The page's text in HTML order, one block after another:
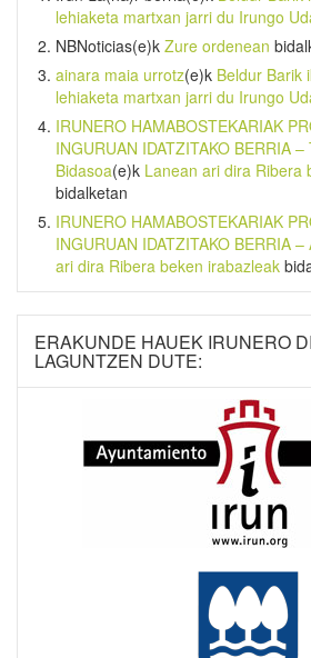
lehiaketa martxan jarri du Irungo
NBNoticias(e)k Zure ordenean
ainara maia urrotz(e)k Beldur Barik
lehiaketa martxan jarri du Irungo
IRUNERO HAMABOSTEKARIAK
INGURUAN IDATZITAKO BERRIA
Bidasoa(e)k Lanean ari dira Ribera
bidalketan
IRUNERO HAMABOSTEKARIAK
INGURUAN IDATZITAKO BERRIA
ari dira Ribera beken irabazleak
ERAKUNDE HAUEK IRUNERO
LAGUNTZEN DUTE: